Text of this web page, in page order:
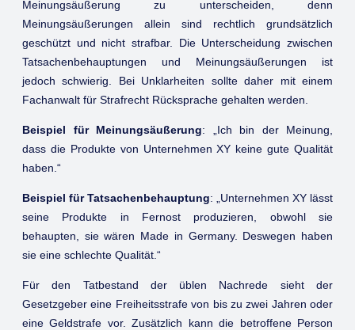
Meinungsäußerung zu unterscheiden, denn
Meinungsäußerungen allein sind rechtlich grundsätzlich
geschützt und nicht strafbar. Die Unterscheidung zwischen
Tatsachenbehauptungen und Meinungsäußerungen ist
jedoch schwierig. Bei Unklarheiten sollte daher mit einem
Fachanwalt für Strafrecht Rücksprache gehalten werden.
Beispiel für Meinungsäußerung: „Ich bin der Meinung,
dass die Produkte von Unternehmen XY keine gute Qualität
haben.“
Beispiel für Tatsachenbehauptung: „Unternehmen XY lässt
seine Produkte in Fernost produzieren, obwohl sie
behaupten, sie wären Made in Germany. Deswegen haben
sie eine schlechte Qualität.“
Für den Tatbestand der üblen Nachrede sieht der
Gesetzgeber eine Freiheitsstrafe von bis zu zwei Jahren oder
eine Geldstrafe vor. Zusätzlich kann die betroffene Person